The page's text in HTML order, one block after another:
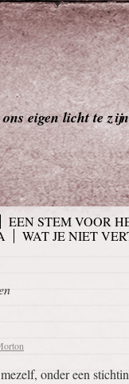
eigen licht te
EEN STEM VOOR
WAT JE NIET
onder een